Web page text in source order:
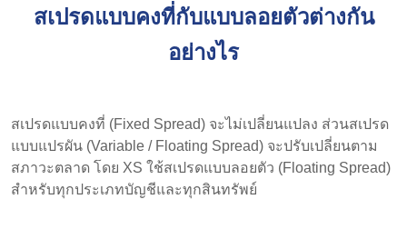
สเปรดแบบคงที่กับแบบลอยตัวต่างกัน
อย่างไร
สเปรดแบบคงที่ (Fixed Spread) จะไม่เปลี่ยนแปลง ส่วนสเปรด
แบบแปรผัน (Variable / Floating Spread) จะปรับเปลี่ยนตาม
สภาวะตลาด โดย XS ใช้สเปรดแบบลอยตัว (Floating Spread)
สำหรับทุกประเภทบัญชีและทุกสินทรัพย์